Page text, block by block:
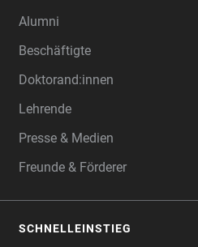
Alumni
Beschäftigte
Doktorand:innen
Lehrende
Presse & Medien
Freunde & Förderer
SCHNELLEINSTIEG